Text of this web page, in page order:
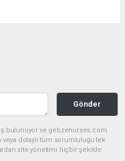
Gönder
bulunuyor ve gebzehurses.com
veya dolaylı tüm sorumluluğu tek
site yönetimi hiçbir şekilde